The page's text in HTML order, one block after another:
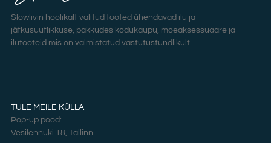
Slowlivin hoolikalt valitud tooted ühendavad ilu ja
jätkusuutlikkuse, pakkudes kodukaupu, moeaksessuaare ja
ilutooteid mis on valmistatud vastutustundlikult.
TULE MEILE KÜLLA
Pop-up pood:
Vesilennuki 18, Tallinn